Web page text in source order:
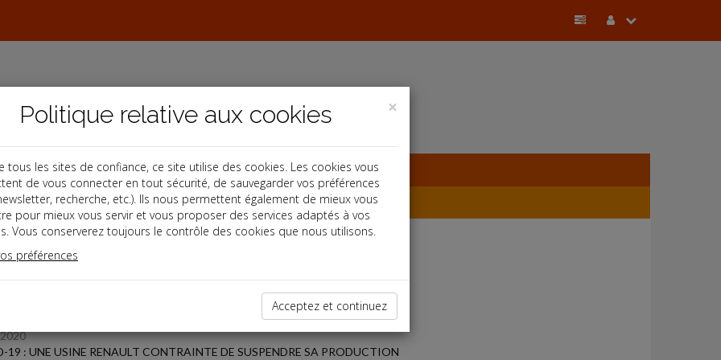
dernières dépêches
19 : UNE USINE RENAULT CONTRAINTE DE SUSPENDRE SA PRODUCTION
×
Politique relative aux cookies
tous les sites de confiance, ce site utilise des cookies. Les cookies vous
de vous connecter en tout sécurité, de sauvegarder vos préférences
recherche, etc.). Ils nous permettent également de mieux vous
pour mieux vous servir et vous proposer des services adaptés à vos
Vous conserverez toujours le contrôle des cookies que nous utilisons.
préférences
Acceptez et continuez